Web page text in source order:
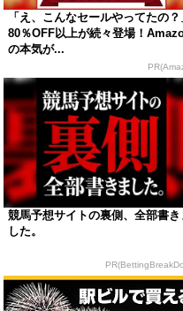
「え、こんなセールやってたの？
80％OFF以上が続々登場！
の本気が...
競馬予想サイトの裏側、全部書き
した。